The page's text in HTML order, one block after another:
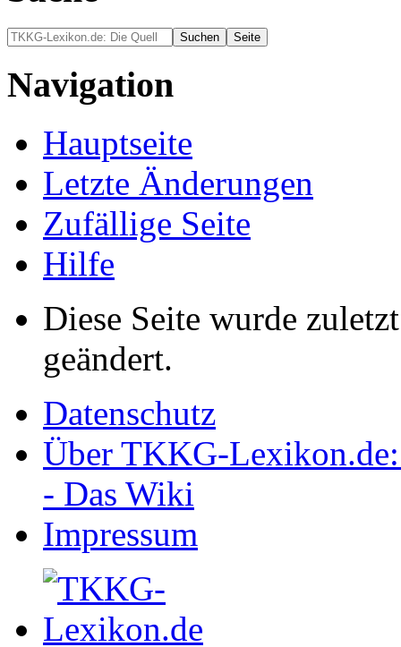
Navigation
Hauptseite
Letzte Änderungen
Zufällige Seite
Hilfe
Diese Seite wurde
geändert.
Datenschutz
Über TKKG-
- Das Wiki
Impressum